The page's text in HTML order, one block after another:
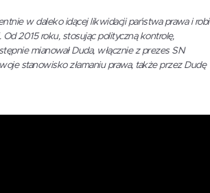
w daleko idącej likwidacji państwa prawa i robi
2015 roku, stosując polityczną kontrolę,
mianował Duda, włącznie z prezes SN
stanowisko złamaniu prawa, także przez Dudę